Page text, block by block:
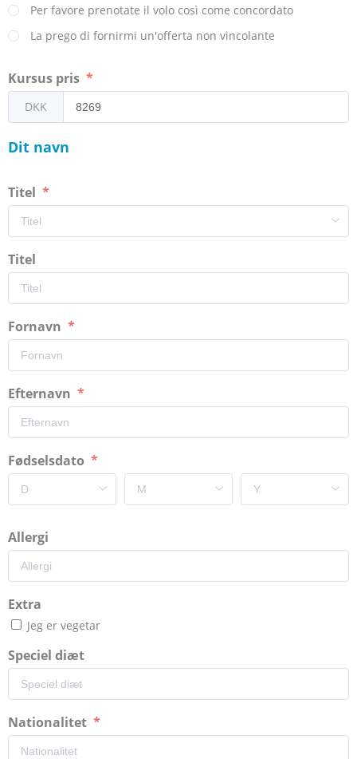
Per favore prenotate il volo così come concordato
La prego di fornirmi un'offerta non vincolante
Kursus pris
DKK
Dit navn
Titel
Titel
Fornavn
Efternavn
Fødselsdato
Allergi
Extra
Jeg er vegetar
Speciel diæt
Nationalitet